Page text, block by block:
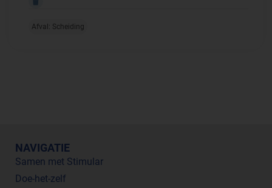
Afval: Scheiding
NAVIGATIE
Samen met Stimular
Doe-het-zelf